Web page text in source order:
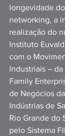
longevidade
networking, a
realização do
Instituto
com o
Industriais –
Family
de Negócios
Indústrias de
Rio Grande do
pelo Sistema